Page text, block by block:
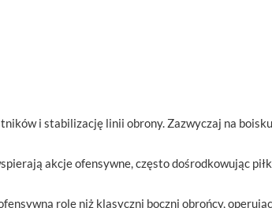
i stabilizację linii obrony. Zazwyczaj na
akcje ofensywne, często dośrodkowując
rolę niż klasyczni boczni obrońcy,